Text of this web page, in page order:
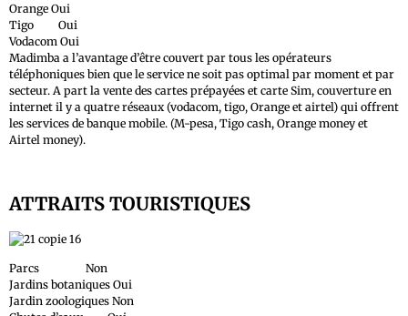
Orange Oui
Tigo Oui
Vodacom Oui
Madimba a l’avantage d’être couvert par tous les opérateurs
téléphoniques bien que le service ne soit pas optimal par moment et par
secteur. A part la vente des cartes prépayées et carte Sim, couverture en
internet il y a quatre réseaux (vodacom, tigo, Orange et airtel) qui offrent
les services de banque mobile. (M-pesa, Tigo cash, Orange money et
Airtel money).
ATTRAITS TOURISTIQUES
Parcs Non
Jardins botaniques Oui
Jardin zoologiques Non